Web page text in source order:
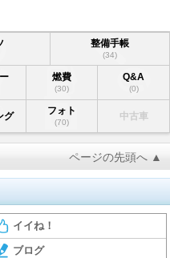
整備手帳
(34)
燃費
(30)
Q&A
(0)
グ フォト
(70)
中古車
ページの先頭へ ▲
イイね！
ブログ